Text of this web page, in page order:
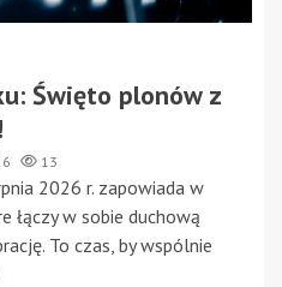
Święto plonów z
13
2026 r. zapowiada w
łączy w sobie duchową
To czas, by wspólnie